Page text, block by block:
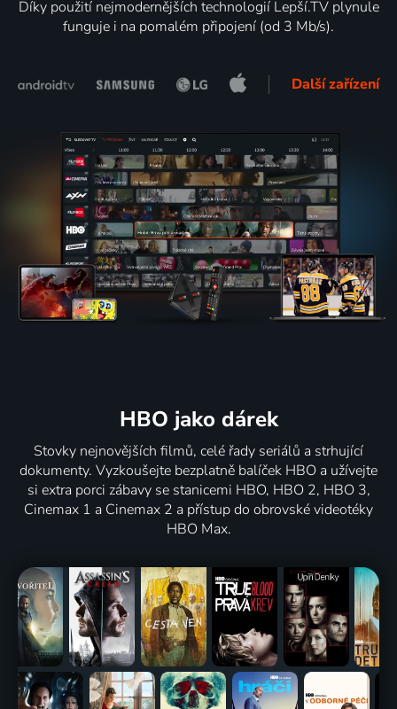
Díky použití nejmodernějších technologií Lepší.TV plynule
funguje i na pomalém připojení (od 3 Mb/s).
Další zařízení
HBO jako dárek
Stovky nejnovějších filmů, celé řady seriálů a strhující
dokumenty. Vyzkoušejte bezplatně balíček HBO a užívejte
si extra porci zábavy se stanicemi HBO, HBO 2, HBO 3,
Cinemax 1 a Cinemax 2 a přístup do obrovské videotéky
HBO Max.